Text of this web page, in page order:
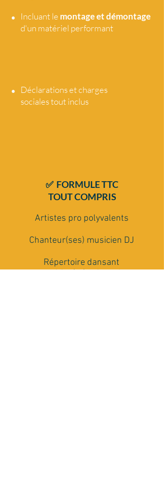
• Incluant le montage et démontage
d'un matériel performant
• Déclarations et charges
sociales toutinclus
✅ FORMULE TTC
TOUT COMPRIS
Artistes pro polyvalents
Chanteur(ses) musicien DJ
Répertoire dansant